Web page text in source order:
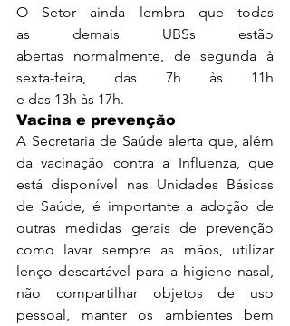
O Setor ainda lembra que todas
as demais UBSs estão
abertas normalmente, de segunda à
sexta-feira, das 7h às 11h
e das 13h às 17h.
Vacina e prevenção
A Secretaria de Saúde alerta que, além
da vacinação contra a Influenza, que
está disponível nas Unidades Básicas
de Saúde, é importante a adoção de
outras medidas gerais de prevenção
como lavar sempre as mãos, utilizar
lenço descartável para a higiene nasal,
não compartilhar objetos de uso
pessoal, manter os ambientes bem